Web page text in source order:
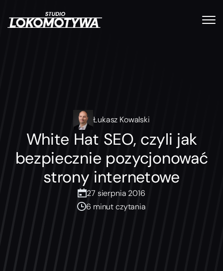
Łukasz Kowalski
White Hat SEO, czyli jak
bezpiecznie pozycjonować
strony internetowe
27 sierpnia 2016
6 minut czytania